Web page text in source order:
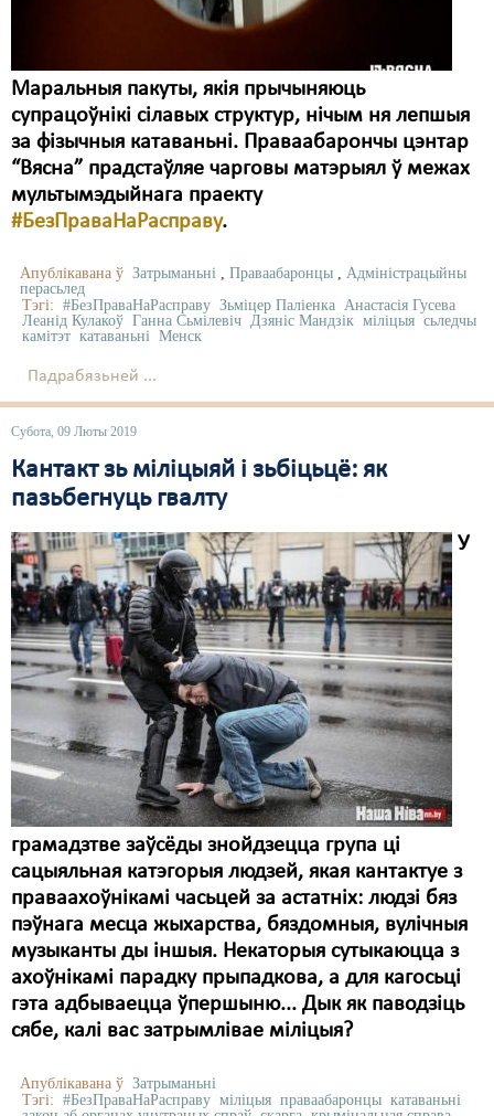
Маральныя пакуты, якія прычыняюць
супрацоўнікі сілавых структур, нічым ня лепшыя
за фізычныя катаваньні. Праваабарончы цэнтар
“Вясна” прадстаўляе чарговы матэрыял ў межах
мультымэдыйнага праекту
#БезПраваНаРасправу.
Апублікавана ў Затрыманьні , Праваабаронцы , Адміністрацыйны
перасьлед
Тэгі: #БезПраваНаРасправу Зьміцер Паліенка Анастасія Гусева
Леанід Кулакоў Ганна Сьмілевіч Дзяніс Мандзік міліцыя сьледчы
камітэт катаваньні Менск
Падрабязьней ...
Субота, 09 Люты 2019
Кантакт зь міліцыяй і зьбіцьцё: як
пазьбегнуць гвалту
У
грамадзтве заўсёды знойдзецца група ці
сацыяльная катэгорыя людзей, якая кантактуе з
праваахоўнікамі часьцей за астатніх: людзі бяз
пэўнага месца жыхарства, бяздомныя, вулічныя
музыканты ды іншыя. Некаторыя сутыкаюцца з
ахоўнікамі парадку прыпадкова, а для кагосьці
гэта адбываецца ўпершыню... Дык як паводзіць
сябе, калі вас затрымлівае міліцыя?
Апублікавана ў Затрыманьні
Тэгі: #БезПраваНаРасправу міліцыя праваабаронцы катаваньні